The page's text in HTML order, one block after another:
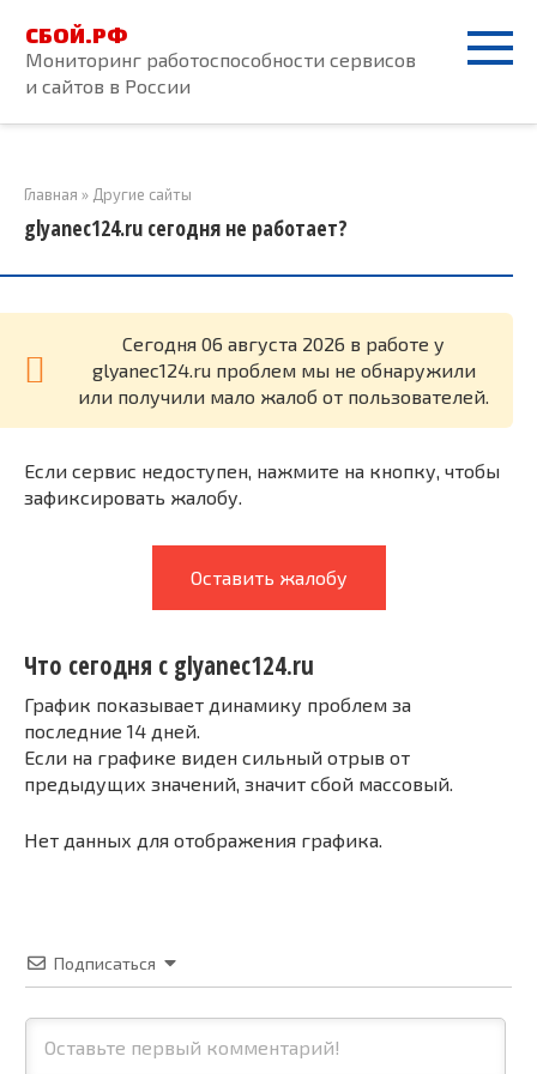
контенту
СБОЙ.РФ
Мониторинг работоспособности сервисов
и сайтов в России
Главная » Другие сайты
glyanec124.ru сегодня не работает?
Cегодня 06 августа 2026 в работе у
glyanec124.ru проблем мы не обнаружили
или получили мало жалоб от пользователей.
Если сервис недоступен, нажмите на кнопку, чтобы
зафиксировать жалобу.
Оставить жалобу
Что сегодня с glyanec124.ru
График показывает динамику проблем за
последние 14 дней.
Если на графике виден сильный отрыв от
предыдущих значений, значит сбой массовый.
Нет данных для отображения графика.
Подписаться